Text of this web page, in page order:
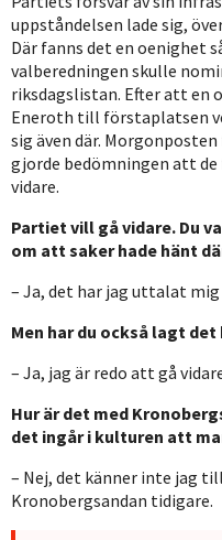
uppståndelsen lade sig,
Där fanns det en oenighet
valberedningen skulle
riksdagslistan. Efter att en
Eneroth till förstaplatsen
sig även där.
gjorde bedömningen att
vidare.
Partiet vill gå vidare. Du
om att saker hade hänt
Ja, det har jag uttalat mig
Men har du också lagt det
Ja, jag är redo att gå
Hur är det med
det ingår i kulturen att
Nej, det känner inte jag
Kronobergsandan tidigare.